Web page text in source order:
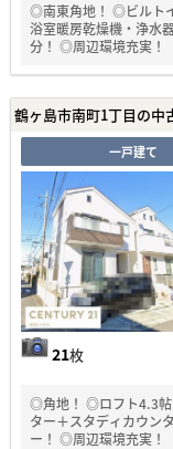
◎南東角地！ ◎ビルト
浴室暖房乾燥機・浄水
分！ ◎周辺環境充実！
鶴ヶ島市南町1丁目の中
一戸建て
21枚
◎角地！ ◎ロフト4.3帖
ター＋スタディカウン
ー！ ◎周辺環境充実！